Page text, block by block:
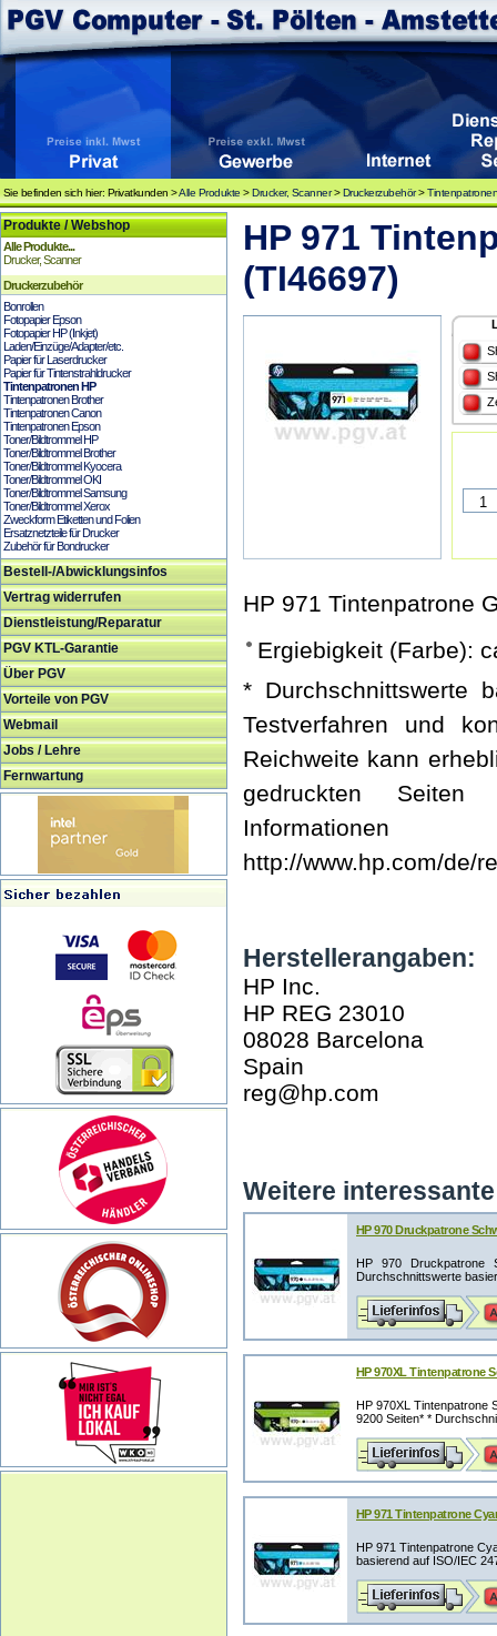
Sie befinden sich hier: Privatkunden >Alle Produkte >Drucker, Scanner>Druckerzubehör>
Produkte / Webshop
Alle Produkte...
Drucker, Scanner
Druckerzubehör
Bonrollen
Fotopapier Epson
Fotopapier HP (Inkjet)
Laden/Einzüge/Adapter/etc.
Papier für Laserdrucker
Papier für Tintenstrahldrucker
Tintenpatronen HP
Tintenpatronen Brother
Tintenpatronen Canon
Tintenpatronen Epson
Toner/Bildtrommel HP
Toner/Bildtrommel Brother
Toner/Bildtrommel Kyocera
Toner/Bildtrommel OKI
Toner/Bildtrommel Samsung
Toner/Bildtrommel Xerox
Zweckform Etiketten und Folien
Ersatznetzteile für Drucker
Zubehör für Bondrucker
Bestell-/Abwicklungsinfos
Vertrag widerrufen
Dienstleistung/Reparatur
PGV KTL-Garantie
Über PGV
Vorteile von PGV
Webmail
Jobs / Lehre
Fernwartung
HP 971
(TI46697)
HP 971 Tintenpatrone
Ergiebigkeit (Farbe):
* Durchschnittswerte
Testverfahren und
Reichweite kann
gedruckten
http://www.hp.com/de/
Herstellerangaben:
HP Inc.
HP REG 23010
08028 Barcelona
Spain
reg@hp.com
Weitere
HP 970 Druckpatrone
HP 970 Druckpatrone
Durchschnittswerte
HP 970XL Tintenpatrone
HP 970XL Tintenpatrone
9200 Seiten* *
HP 971 Tintenpatrone
HP 971 Tintenpatrone
basierend auf ISO/IEC